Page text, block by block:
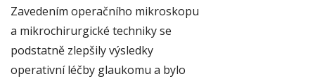
Zavedením operačního mikroskopu
a mikrochirurgické techniky se
podstatně zlepšily výsledky
operativní léčby glaukomu a bylo